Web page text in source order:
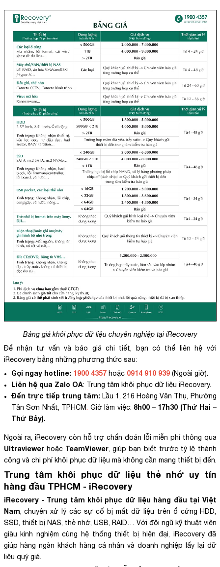
Bảng giá khôi phục dữ liệu chuyên nghiệp tại iRecovery
Để nhận tư vấn và báo giá chi tiết, bạn có thể liên hệ với
iRecovery bằng những phương thức sau:
Gọi ngay hotline: 1900 4357hoặc 0914 910 939(Ngoài giờ).
Liên hệ qua Zalo OA: Trung tâm khôi phục dữ liệu iRecovery.
Đến trực tiếp trung tâm: Lầu 1, 216 Hoàng Văn Thụ, Phường
Tân Sơn Nhất, TPHCM. Giờ làm việc: 8h00 – 17h30 (Thứ Hai –
Thứ Bảy).
Ngoài ra, iRecovery còn hỗ trợ chẩn đoán lỗi miễn phí thông qua
Ultraviewer hoặc TeamViewer, giúp bạn biết trước tỷ lệ thành
công và chi phí khôi phục dữ liệu mà không cần mang thiết bị đến.
Trung tâm khôi phục dữ liệu thẻ nhớ uy tín
hàng đầu TPHCM - iRecovery
iRecovery - Trung tâm khôi phục dữ liệu hàng đầu tại Việt
Nam, chuyên xử lý các sự cố bị mất dữ liệu trên ổ cứng HDD,
SSD, thiết bị NAS, thẻ nhớ, USB, RAID… Với đội ngũ kỹ thuật viên
giàu kinh nghiệm cùng hệ thống thiết bị hiện đại, iRecovery đã
giúp hàng ngàn khách hàng cá nhân và doanh nghiệp lấy lại dữ
liệu quý giá.